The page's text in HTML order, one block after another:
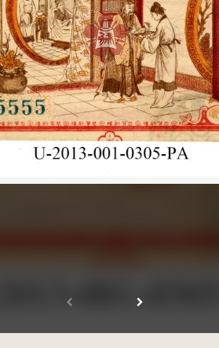
本平台有限度公開瀏覽